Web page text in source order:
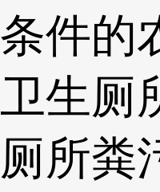
条件的
卫生厕
厕所粪